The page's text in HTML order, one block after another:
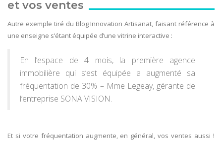
et vos ventes
Autre exemple tiré du Blog Innovation Artisanat, faisant référence à
une enseigne s’étant équipée d’une vitrine interactive :
En l’espace de 4 mois, la première agence
immobilière qui s’est équipée a augmenté sa
fréquentation de 30% – Mme Legeay, gérante de
l’entreprise SONA VISION.
Et si votre fréquentation augmente, en général, vos ventes aussi !